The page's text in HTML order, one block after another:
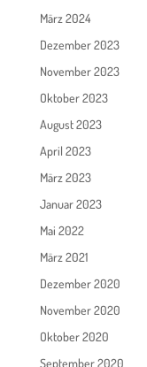
März 2024
Dezember 2023
November 2023
Oktober 2023
August 2023
April 2023
März 2023
Januar 2023
Mai 2022
März 2021
Dezember 2020
November 2020
Oktober 2020
September 2020